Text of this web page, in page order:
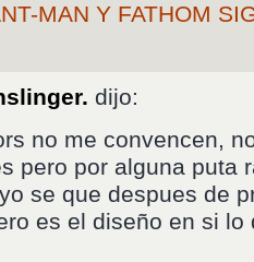
MAN Y FATHOM
dijo:
no me convencen,
pero por alguna puta
se que despues de
es el diseño en si